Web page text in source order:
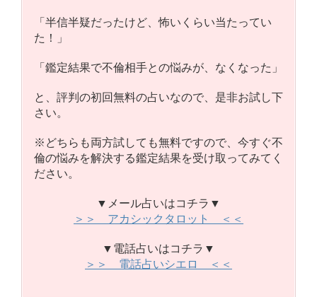
「半信半疑だったけど、怖いくらい当たってい
た！」
「鑑定結果で不倫相手との悩みが、なくなった」
と、評判の初回無料の占いなので、是非お試し下
さい。
※どちらも両方試しても無料ですので、今すぐ不
倫の悩みを解決する鑑定結果を受け取ってみてく
ださい。
▼メール占いはコチラ▼
＞＞ アカシックタロット ＜＜
▼電話占いはコチラ▼
＞＞ 電話占いシエロ ＜＜